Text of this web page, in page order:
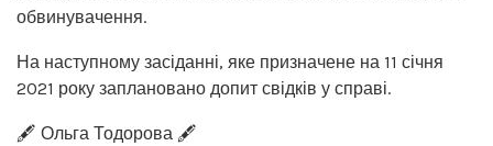
обвинувачення.
На наступному засіданні, яке призначене на 11 січня
2021 року заплановано допит свідків у справі.
🖋️ Ольга Тодорова 🖋️